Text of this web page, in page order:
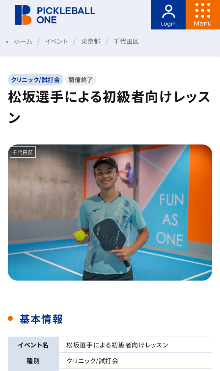
Menu
Login
ホーム イベント 東京都 千代田区
クリニック/試打会 開催終了
松坂選手による初級者向けレッス
ン
千代田区
基本情報
イベント名
松坂選手による初級者向けレッスン
種別
クリニック/試打会